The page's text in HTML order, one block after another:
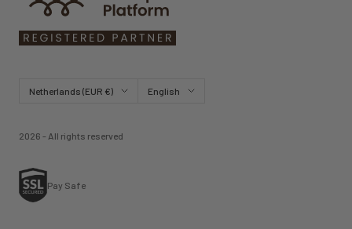
Country/region Netherlands (EUR €) Language
English
2026 - All rights reserved
Pay Safe